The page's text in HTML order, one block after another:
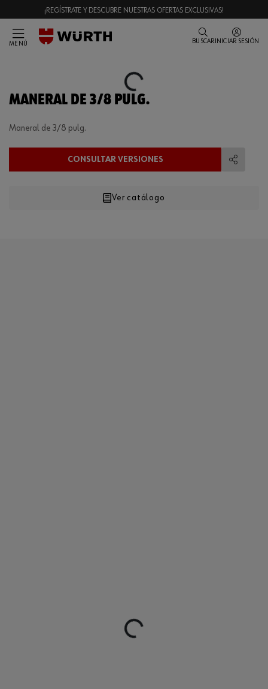
¡REGÍSTRATE Y DESCUBRE NUESTRAS OFERTAS EXCLUSIVAS!
MENÚ BUSCAR INICIAR SESIÓN
Loading...
MANERAL DE 3/8 PULG.
Maneral de 3/8 pulg.
CONSULTAR VERSIONES
Ver catálogo